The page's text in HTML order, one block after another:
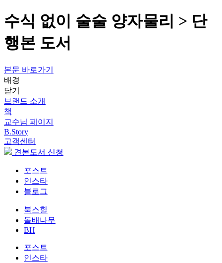
수식 없이 술술 양자물리 > 단
행본 도서
본문 바로가기
배경
닫기
브랜드 소개
책
교수님 페이지
B.Story
고객센터
견본도서 신청
포스트
인스타
블로그
북스힐
돌배나무
BH
포스트
인스타